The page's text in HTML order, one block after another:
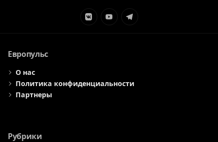
ЭлементЭлементЭлемент
Европульс
О нас
Политика конфиденциальности
Партнеры
Рубрики